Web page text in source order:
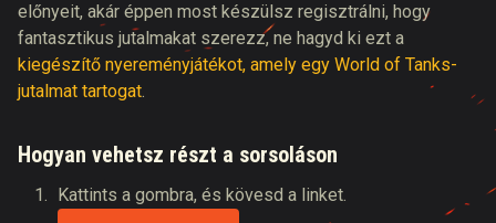
előnyeit, akár éppen most készülsz regisztrálni, hogy
fantasztikus jutalmakat szerezz, ne hagyd ki ezt a
kiegészítő nyereményjátékot, amely egy World of Tanks-
jutalmat tartogat.
Hogyan vehetsz részt a sorsoláson
Kattints a gombra, és kövesd a linket.